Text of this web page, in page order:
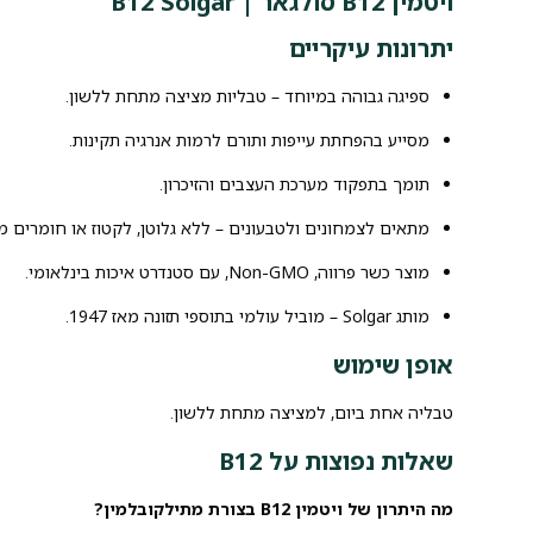
יתרונות עיקריים
ספיגה גבוהה במיוחד – טבליות מציצה מתחת ללשון.
מסייע בהפחתת עייפות ותורם לרמות אנרגיה תקינות.
תומך בתפקוד מערכת העצבים והזיכרון.
מתאים לצמחונים ולטבעונים – ללא גלוטן, לקטוז או חומרים
מוצר כשר פרווה, Non-GMO, עם סטנדרט איכות בינלאומי.
מותג Solgar – מוביל עולמי בתוספי תזונה מאז 1947.
אופן שימוש
טבליה אחת ביום, למציצה מתחת ללשון.
שאלות נפוצות על B12
מה היתרון של ויטמין B12 בצורת מתילקובלמין?